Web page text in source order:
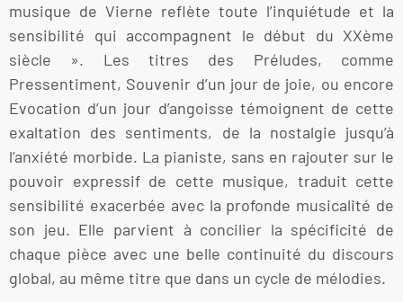
musique de Vierne reflète toute l’inquiétude et la
sensibilité qui accompagnent le début du XXème
siècle ». Les titres des Préludes, comme
Pressentiment, Souvenir d’un jour de joie, ou encore
Evocation d’un jour d’angoisse témoignent de cette
exaltation des sentiments, de la nostalgie jusqu’à
l’anxiété morbide. La pianiste, sans en rajouter sur le
pouvoir expressif de cette musique, traduit cette
sensibilité exacerbée avec la profonde musicalité de
son jeu. Elle parvient à concilier la spécificité de
chaque pièce avec une belle continuité du discours
global, au même titre que dans un cycle de mélodies.